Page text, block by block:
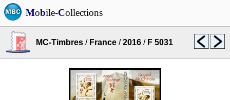
Mobile-Collections
MC-Timbres / France /2016 / F 5031